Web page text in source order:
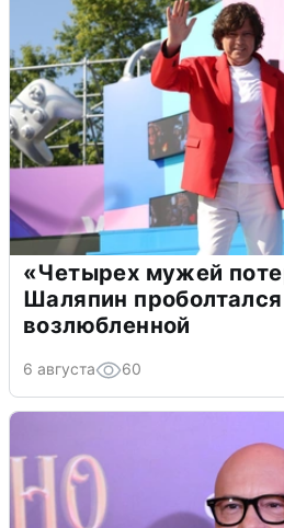
«Четырех мужей
Шаляпин
возлюбленной
6 августа 60